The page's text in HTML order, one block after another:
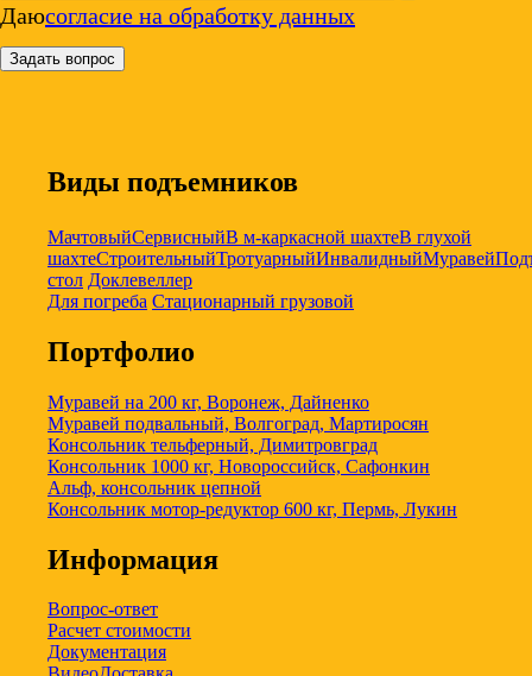
Даюсогласие на обработку данных
Виды подъемников
МачтовыйСервисныйВ м-каркасной шахтеВ глухой
шахтеСтроительныйТротуарныйИнвалидныйМуравей
стол Доклевеллер
Для погреба Стационарный грузовой
Портфолио
Муравей на 200 кг, Воронеж, Дайненко
Муравей подвальный, Волгоград, Мартиросян
Консольник тельферный, Димитровград
Консольник 1000 кг, Новороссийск, Сафонкин
Альф, консольник цепной
Консольник мотор-редуктор 600 кг, Пермь, Лукин
Информация
Вопрос-ответ
Расчет стоимости
Документация